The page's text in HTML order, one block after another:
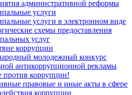
административной реформы
услуги
услуги в электронном виде
схемы предоставления
услуг
коррупции
молодежный конкурс
антикоррупционной рекламы
против коррупции!
правовые и иные акты в сфере
коррупции